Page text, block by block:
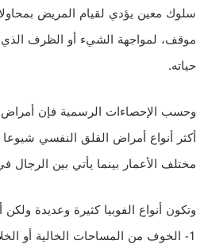
سلوك معين يؤدي لقيام المريض
موقف، لمواجهة الشيء أو الظرف
حياته.
وحسب الإحصاءات الرسمية فإن
أكثر أنواع أمراض القلق النفسي شيوعا
مختلف الأعمار بينما يأتي بين الرجال في
وتكون أنواع الفوبيا كثيرة وعديدة
1- الخوف من المساحات الخالية أو